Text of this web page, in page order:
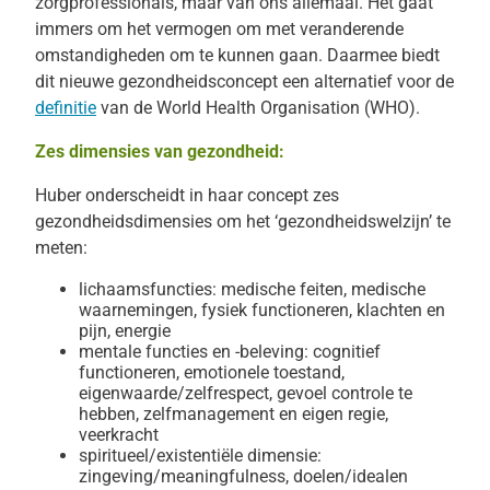
immers om het vermogen om met veranderende
omstandigheden om te kunnen gaan. Daarmee biedt
dit nieuwe gezondheidsconcept een alternatief voor de
definitie van de World Health Organisation (WHO).
Zes dimensies van gezondheid:
Huber onderscheidt in haar concept zes
gezondheidsdimensies om het ‘gezondheidswelzijn’ te
meten:
lichaamsfuncties: medische feiten, medische
waarnemingen, fysiek functioneren, klachten en
pijn, energie
mentale functies en -beleving: cognitief
functioneren, emotionele toestand,
eigenwaarde/zelfrespect, gevoel controle te
hebben, zelfmanagement en eigen regie,
veerkracht
spiritueel/existentiële dimensie:
zingeving/meaningfulness, doelen/idealen